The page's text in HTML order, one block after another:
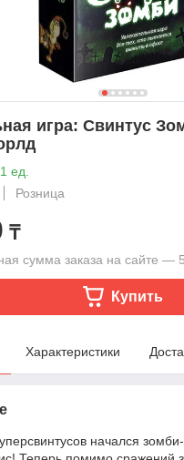
игра: Свинтус
ед.
Розница
₸
сумма заказа на сайте —
Купить
Характеристики
начался зомби-